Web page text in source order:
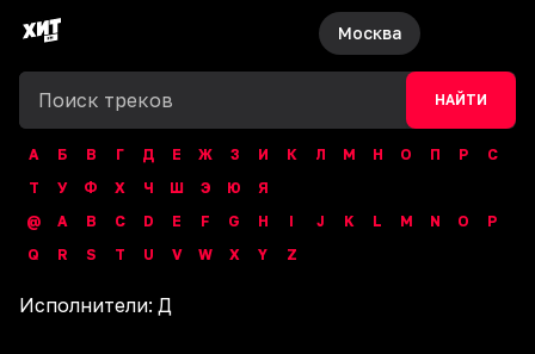
Москва
НАЙТИ
А Б В Г Д Е Ж З И К Л М Н О П Р
С
Т
У Ф Х Ч Ш Э Ю
Я
@
A B C D E F G H I J K L M N O
P
Q
R S T U V W X Y Z
Исполнители: Д